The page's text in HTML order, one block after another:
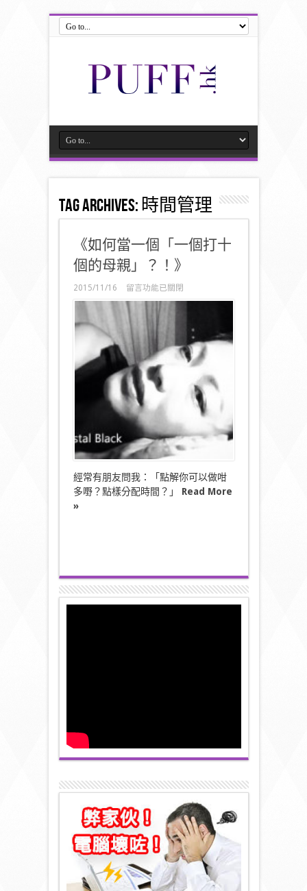
Tag Archives: 時間管理
《如何當一個「一個打十
個的母親」？！》
2015/11/16
在
〈《如
何
當
「一
個
打
十
個
的
親」？！》〉
中
留言功能已關閉
經常有朋友問我：「點解你可以做咁
多嘢？點樣分配時間？」 Read More
»